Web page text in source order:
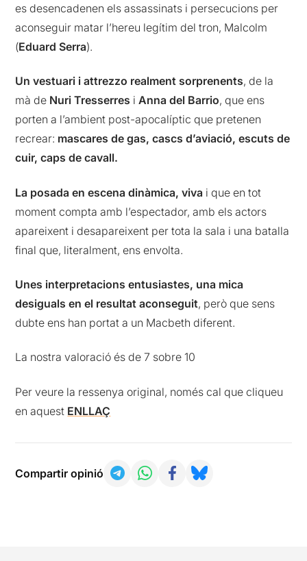
es desencadenen els assassinats i persecucions per
aconseguir matar l’hereu legítim del tron, Malcolm
(Eduard Serra).
Un vestuari i attrezzo realment sorprenents, de la
mà de Nuri Tresserres iAnna del Barrio, que ens
porten a l’ambient post-apocalíptic que pretenen
recrear: mascares de gas, cascs d’aviació, escuts de
cuir, caps de cavall.
La posada en escena dinàmica, viva i que en tot
moment compta amb l’espectador, amb els actors
apareixent i desapareixent per tota la sala i una batalla
final que, literalment, ens envolta.
Unes interpretacions entusiastes, una mica
desiguals en el resultat aconseguit, però que sens
dubte ens han portat a un Macbeth diferent.
La nostra valoració és de 7 sobre 10
Per veure la ressenya original, només cal que cliqueu
en aquest ENLLAÇ
Compartir opinió